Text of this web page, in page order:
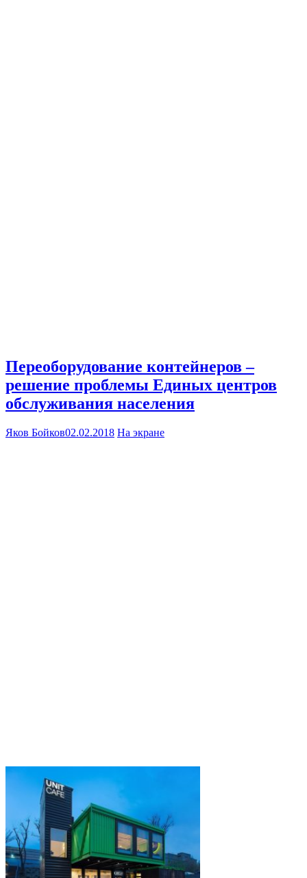
Переоборудование контейнеров –
решение проблемы Единых центров
обслуживания населения
Яков Бойков02.02.2018 На экране